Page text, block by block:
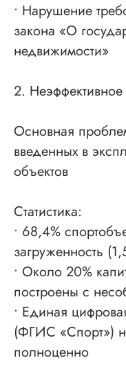
• Нарушение
закона «О
недвижимости»
2.
Основная
введенных в
объектов
Статистика:
• 68,4%
загруженность
• Около 20%
построены с
• Единая
(ФГИС «Спорт»)
полноценно
Услуги
Строительно-монтажные СРО
Проектные СРО
Специалисты НРС для СРО
Покупка готовой компании
Продажа готовой компании
Получить аккредитацию ФКР
Пройти отбор на тендеры в
Актуальные отборы ФКР в
Лицензии
Лицензия Минкультуры
Лицензия МЧС